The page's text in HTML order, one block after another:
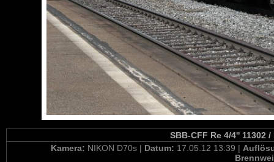
SBB-CFF Re 4/4'' 11302
Kamera: NIKON D70s | Datum: 17.05.12 13:39 |